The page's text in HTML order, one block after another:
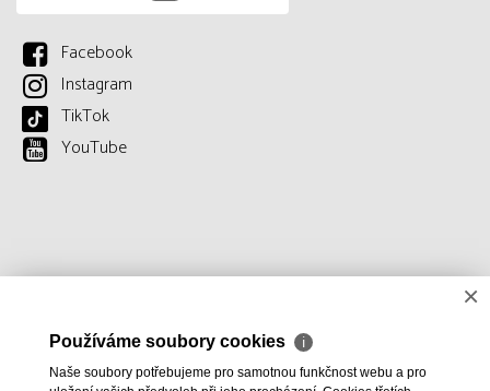
Facebook
Instagram
TikTok
YouTube
×
Používáme soubory cookies ℹ
Naše soubory potřebujeme pro samotnou funkčnost webu a pro